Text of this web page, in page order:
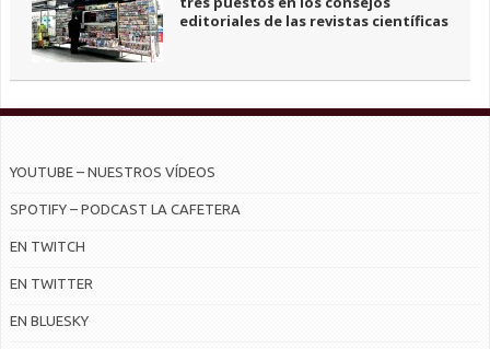
editoriales de las revistas científicas
YOUTUBE – NUESTROS VÍDEOS
SPOTIFY – PODCAST LA CAFETERA
EN TWITCH
EN TWITTER
EN BLUESKY